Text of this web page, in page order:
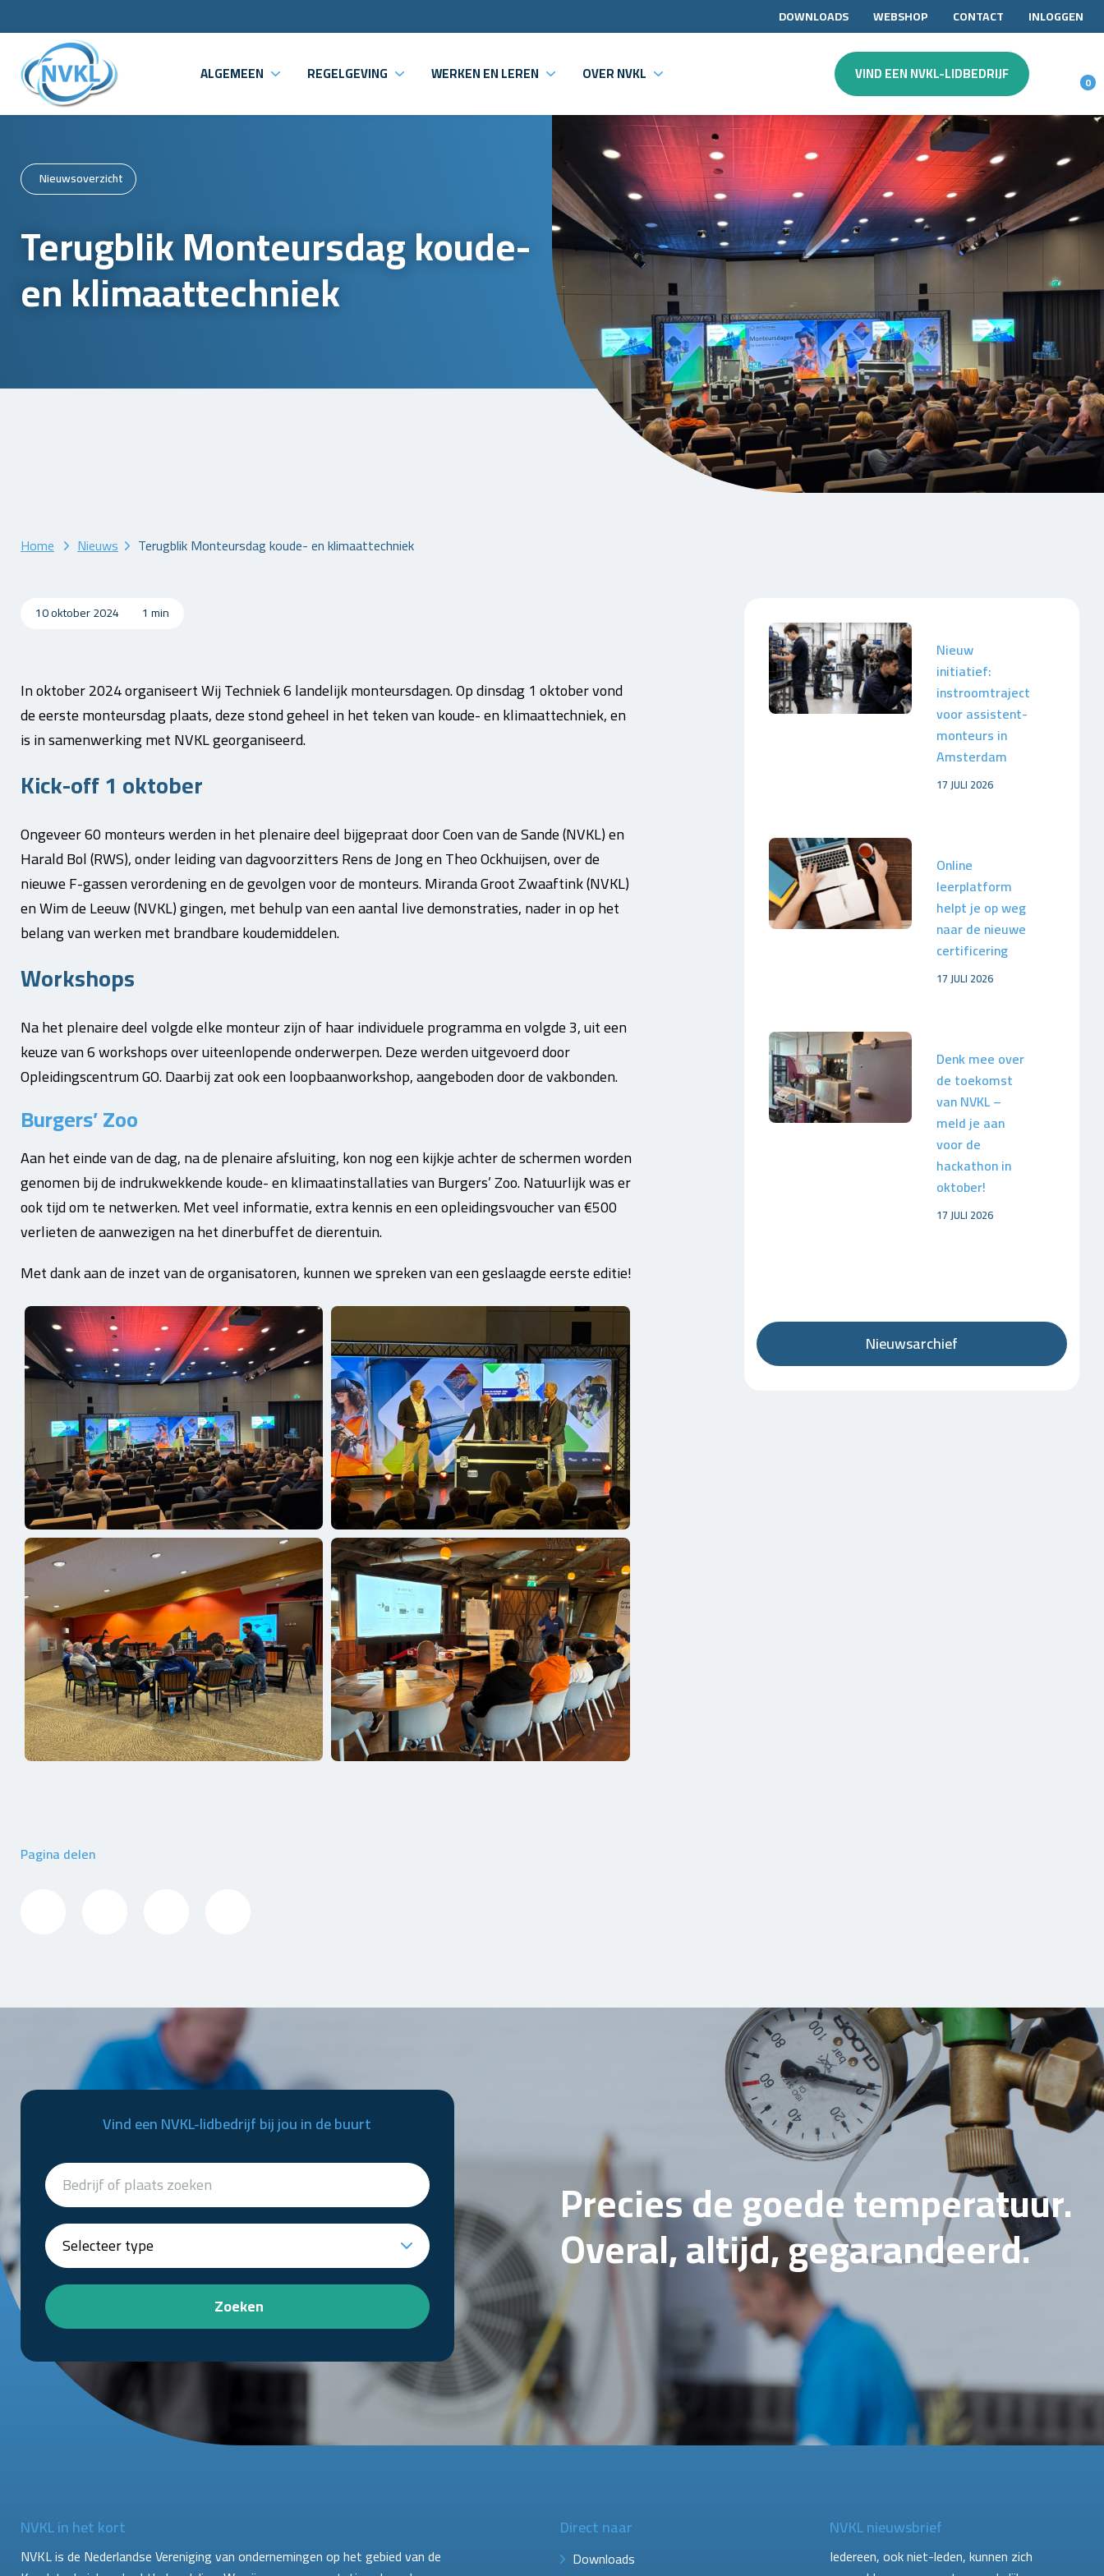
DOWNLOADS WEBSHOP CONTACT INLOGGEN
ALGEMEEN REGELGEVING WERKEN EN LEREN OVER NVKL VIND EEN NVKL-LIDBEDRIJF 0
Nieuwsoverzicht
Terugblik Monteursdag koude-
en klimaattechniek
Home Nieuws Terugblik Monteursdag koude- en klimaattechniek
10 oktober 2024 1 min
In oktober 2024 organiseert Wij Techniek 6 landelijk monteursdagen. Op dinsdag 1 oktober vond
de eerste monteursdag plaats, deze stond geheel in het teken van koude- en klimaattechniek, en
is in samenwerking met NVKL georganiseerd.
Kick-off 1 oktober
Ongeveer 60 monteurs werden in het plenaire deel bijgepraat door Coen van de Sande (NVKL) en
Harald Bol (RWS), onder leiding van dagvoorzitters Rens de Jong en Theo Ockhuijsen, over de
nieuwe F-gassen verordening en de gevolgen voor de monteurs. Miranda Groot Zwaaftink (NVKL)
en Wim de Leeuw (NVKL) gingen, met behulp van een aantal live demonstraties, nader in op het
belang van werken met brandbare koudemiddelen.
Workshops
Na het plenaire deel volgde elke monteur zijn of haar individuele programma en volgde 3, uit een
keuze van 6 workshops over uiteenlopende onderwerpen. Deze werden uitgevoerd door
Opleidingscentrum GO. Daarbij zat ook een loopbaanworkshop, aangeboden door de vakbonden.
Burgers’ Zoo
Aan het einde van de dag, na de plenaire afsluiting, kon nog een kijkje achter de schermen worden
genomen bij de indrukwekkende koude- en klimaatinstallaties van Burgers’ Zoo. Natuurlijk was er
ook tijd om te netwerken. Met veel informatie, extra kennis en een opleidingsvoucher van €500
verlieten de aanwezigen na het dinerbuffet de dierentuin.
Met dank aan de inzet van de organisatoren, kunnen we spreken van een geslaagde eerste editie!
Pagina delen
Nieuw
initiatief:
instroomtraject
voor assistent-
monteurs in
Amsterdam
17 JULI 2026
Online
leerplatform
helpt je op weg
naar de nieuwe
certificering
17 JULI 2026
Denk mee over
de toekomst
van NVKL –
meld je aan
voor de
hackathon in
oktober!
17 JULI 2026
Nieuwsarchief
Vind een NVKL-lidbedrijf bij jou in de buurt
Zoeken
Precies de goede temperatuur.
Overal, altijd, gegarandeerd.
NVKL in het kort
NVKL is de Nederlandse Vereniging van ondernemingen op het gebied van de
Direct naar
Downloads
NVKL nieuwsbrief
Iedereen, ook niet-leden, kunnen zich